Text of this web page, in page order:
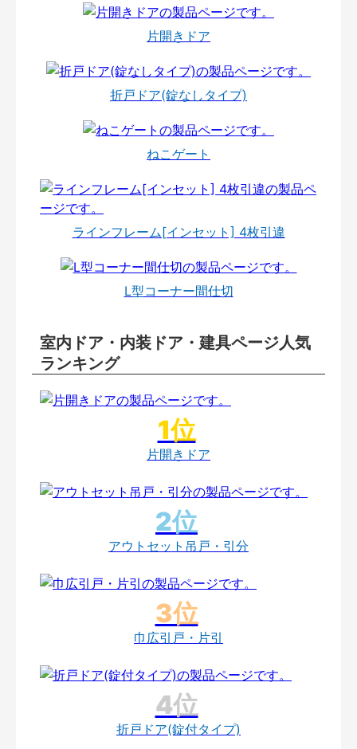
片開きドア
折戸ドア(錠なしタイプ)
ねこゲート
ラインフレーム[インセット] 4枚引違
L型コーナー間仕切
室内ドア・内装ドア・建具ページ人気
ランキング
片開きドア
アウトセット吊戸・引分
巾広引戸・片引
折戸ドア(錠付タイプ)